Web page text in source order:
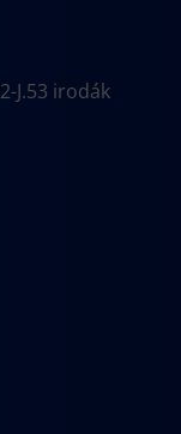
J.53 irodák